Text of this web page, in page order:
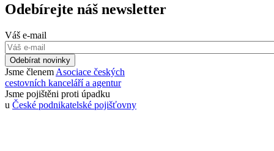
Odebírejte náš newsletter
Váš e-mail
Odebírat novinky
Jsme členem Asociace českých
cestovních kanceláří a agentur
Jsme pojištěni proti úpadku
u České podnikatelské pojišťovny